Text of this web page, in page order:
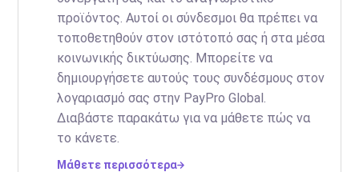
προϊόντος. Αυτοί οι σύνδεσμοι θα πρέπει να
τοποθετηθούν στον ιστότοπό σας ή στα μέσα
κοινωνικής δικτύωσης. Μπορείτε να
δημιουργήσετε αυτούς τους συνδέσμους στον
λογαριασμό σας στην PayPro Global.
Διαβάστε παρακάτω για να μάθετε πώς να
το κάνετε.
Μάθετε περισσότερα